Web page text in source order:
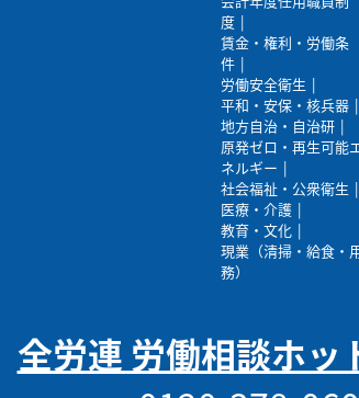
度
賃金・権利・労働条
件
労働安全衛生
平和・安保・核兵器
地方自治・自治研
原発ゼロ・再生可能
ネルギー
社会福祉・公衆衛生
医療・介護
教育・文化
現業（清掃・給食・
務）
全労連 労働相談ホッ